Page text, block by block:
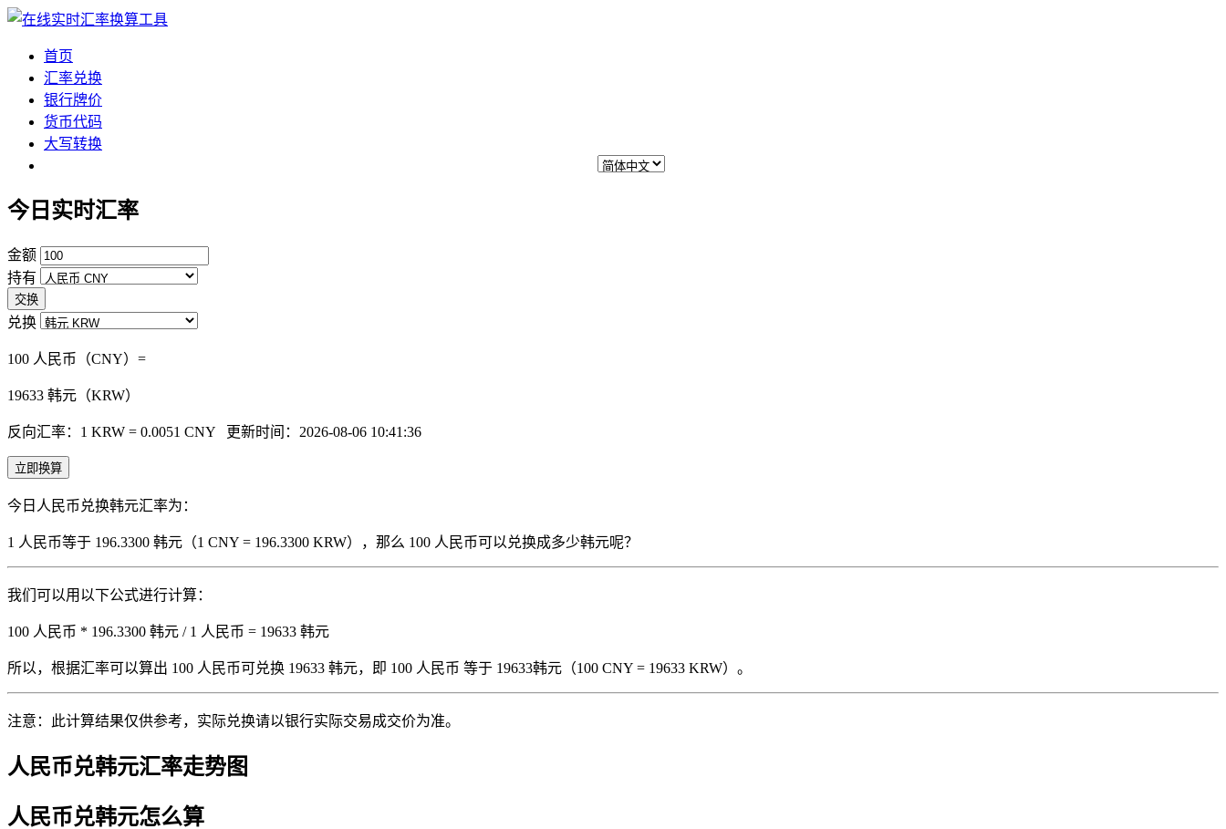
首页
汇率兑换
银行牌价
货币代码
大写转换
今日实时汇率
金额
持有
交换
兑换
100 人民币（CNY）=
19633 韩元（KRW）
反向汇率：1 KRW = 0.0051 CNY 更新时间：2026-08-06 10:41:36
立即换算
今日人民币兑换韩元汇率为：
1 人民币等于 196.3300 韩元（1 CNY = 196.3300 KRW），那么 100 人民币可以兑换成多少韩元呢？
我们可以用以下公式进行计算：
100 人民币 * 196.3300 韩元 / 1 人民币 = 19633 韩元
所以，根据汇率可以算出 100 人民币可兑换 19633 韩元，即 100 人民币 等于 19633韩元（100 CNY = 19633 KRW）。
注意：此计算结果仅供参考，实际兑换请以银行实际交易成交价为准。
人民币兑韩元汇率走势图
人民币兑韩元怎么算